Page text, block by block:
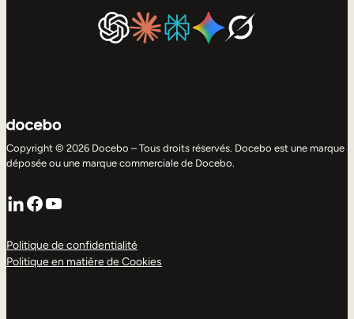
Copyright © 2026 Docebo – Tous droits réservés. Docebo est une marque
déposée ou une marque commerciale de Docebo.
LinkedIn
Facebook
YouTube
Politique de confidentialité
Politique en matière de Cookies